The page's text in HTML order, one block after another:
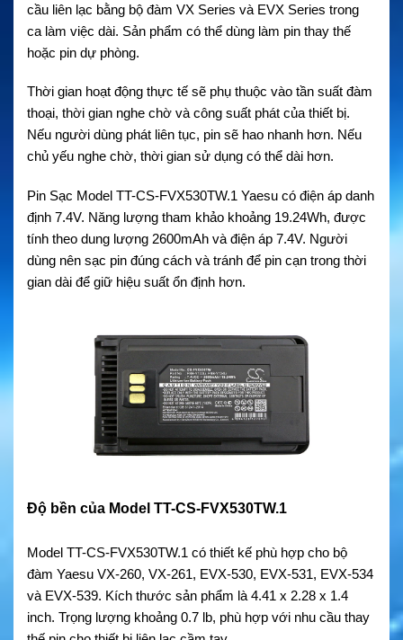
cầu liên lạc bằng bộ đàm VX Series và EVX Series trong
ca làm việc dài. Sản phẩm có thể dùng làm pin thay thế
hoặc pin dự phòng.
Thời gian hoạt động thực tế sẽ phụ thuộc vào tần suất đàm
thoại, thời gian nghe chờ và công suất phát của thiết bị.
Nếu người dùng phát liên tục, pin sẽ hao nhanh hơn. Nếu
chủ yếu nghe chờ, thời gian sử dụng có thể dài hơn.
Pin Sạc Model TT-CS-FVX530TW.1 Yaesu có điện áp danh
định 7.4V. Năng lượng tham khảo khoảng 19.24Wh, được
tính theo dung lượng 2600mAh và điện áp 7.4V. Người
dùng nên sạc pin đúng cách và tránh để pin cạn trong thời
gian dài để giữ hiệu suất ổn định hơn.
Độ bền của Model TT-CS-FVX530TW.1
Model TT-CS-FVX530TW.1 có thiết kế phù hợp cho bộ
đàm Yaesu VX-260, VX-261, EVX-530, EVX-531, EVX-534
và EVX-539. Kích thước sản phẩm là 4.41 x 2.28 x 1.4
inch. Trọng lượng khoảng 0.7 lb, phù hợp với nhu cầu thay